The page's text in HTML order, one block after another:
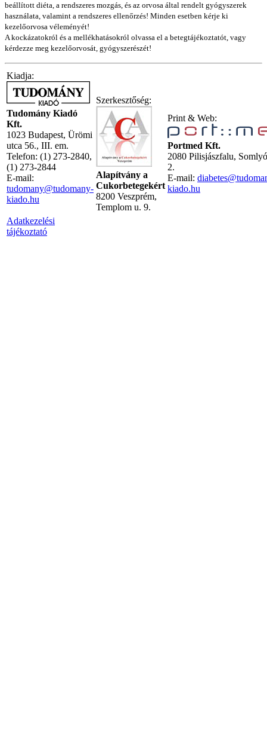
beállított diéta, a rendszeres mozgás, és az orvosa által rendelt gyógyszerek
használata, valamint a rendszeres ellenőrzés! Minden esetben kérje ki
kezelőorvosa véleményét!
A kockázatokról és a mellékhatásokról olvassa el a betegtájékoztatót, vagy
kérdezze meg kezelőorvosát, gyógyszerészét!
Kiadja:
Tudomány Kiadó
Kft.
1023 Budapest, Ürömi
utca 56., III. em.
Telefon: (1) 273-2840,
(1) 273-2844
E-mail:
tudomany@tudomany-
kiado.hu
Adatkezelési
tájékoztató
Szerkesztőség:
Alapítvány a
Cukorbetegekért
8200 Veszprém,
Templom u. 9.
Print & Web:
Portmed Kft.
2080 Pilisjászfalu,
2.
E-mail:
kiado.hu